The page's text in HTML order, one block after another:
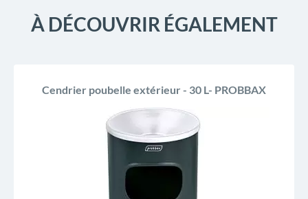
À DÉCOUVRIR ÉGALEMENT
Cendrier poubelle extérieur - 30 L- PROBBAX